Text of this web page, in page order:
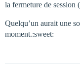
la fermeture de
Quelqu’un aurait une
moment.:sweet: